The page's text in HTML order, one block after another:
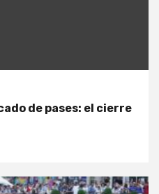
de pases: el cierre